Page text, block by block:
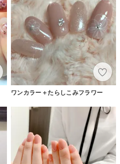
ワンカラー＋たらしこみフラワー